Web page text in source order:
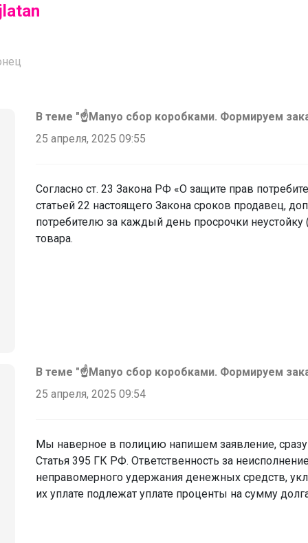
В теме "☝️Manyo сбор коробками. Формируем
25 апреля, 2025 09:55
Согласно ст. 23 Закона РФ «О защите прав
статьей 22 настоящего Закона сроков продавец,
потребителю за каждый день просрочки
товара.
В теме "☝️Manyo сбор коробками. Формируем
25 апреля, 2025 09:54
Мы наверное в полицию напишем заявление, сразу
‌Статья 395 ГК РФ. Ответственность за
неправомерного удержания денежных средств,
их уплате подлежат уплате проценты на сумму